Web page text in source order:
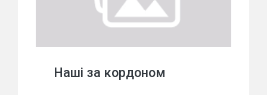
Наші за кордоном